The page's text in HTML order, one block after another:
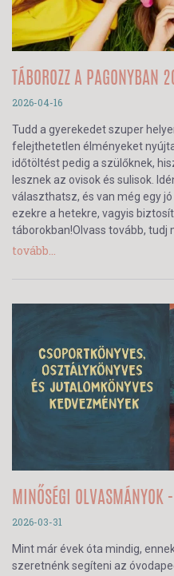
TÁBOROZZ A PAGONYBAN
2026-04-16
Tudd a gyerekedet szuper
felejthetetlen élményeket
időtöltést pedig a szülőknek,
lesznek az ovisok és sulisok.
választhatsz, és van még egy
ezekre a hetekre, vagyis
táborokban!Olvass tovább, tudj
tovább...
MINŐSÉGI OLVASMÁNYOK
2026-03-31
Mint már évek óta mindig,
szeretnénk segíteni az